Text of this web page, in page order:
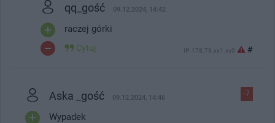
qq_gość 09.12.2024, 14:42
raczej górki
Cytuj IP: 178.73.xx1.xx0 #
-7
Aska _gość 09.12.2024, 14:46
Wypadek